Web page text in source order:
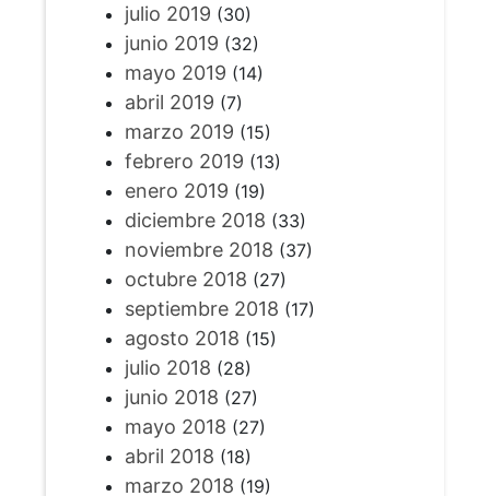
julio 2019 (30)
junio 2019 (32)
mayo 2019 (14)
abril 2019 (7)
marzo 2019 (15)
febrero 2019 (13)
enero 2019 (19)
diciembre 2018 (33)
noviembre 2018 (37)
octubre 2018 (27)
septiembre 2018 (17)
agosto 2018 (15)
julio 2018 (28)
junio 2018 (27)
mayo 2018 (27)
abril 2018 (18)
marzo 2018 (19)